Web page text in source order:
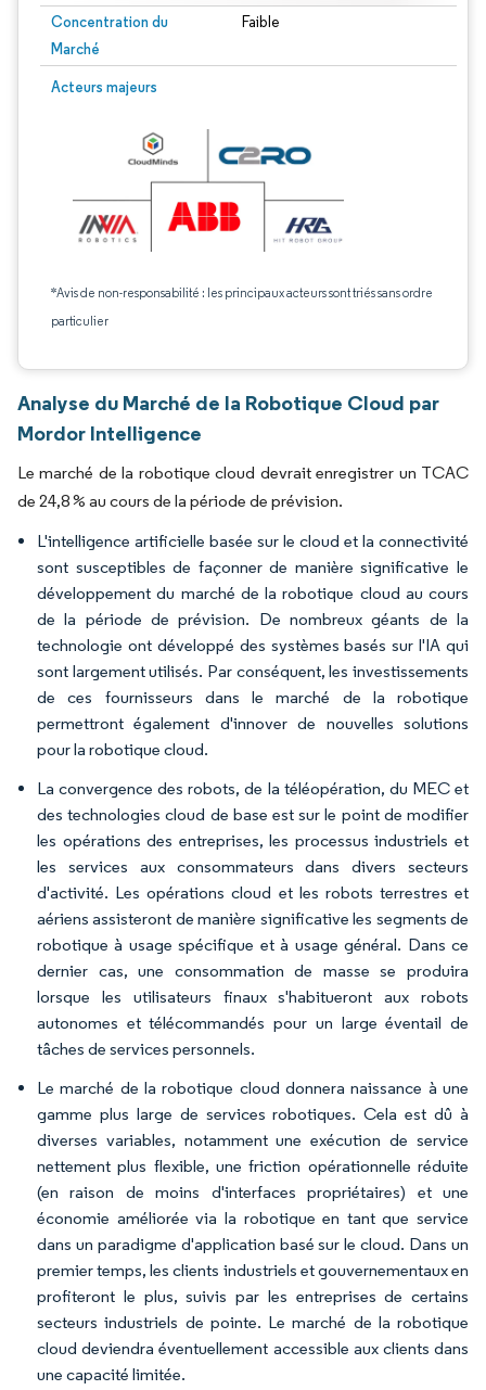
Concentration du
Marché
Faible
Acteurs majeurs
*Avis de non-responsabilité : les principaux acteurs sont triés sans ordre
particulier
Analyse du Marché de la Robotique Cloud par
Mordor Intelligence
Le marché de la robotique cloud devrait enregistrer un TCAC
de 24,8 % au cours de la période de prévision.
L'intelligence artificielle basée sur le cloud et la connectivité
sont susceptibles de façonner de manière significative le
développement du marché de la robotique cloud au cours
de la période de prévision. De nombreux géants de la
technologie ont développé des systèmes basés sur l'IA qui
sont largement utilisés. Par conséquent, les investissements
de ces fournisseurs dans le marché de la robotique
permettront également d'innover de nouvelles solutions
pour la robotique cloud.
La convergence des robots, de la téléopération, du MEC et
des technologies cloud de base est sur le point de modifier
les opérations des entreprises, les processus industriels et
les services aux consommateurs dans divers secteurs
d'activité. Les opérations cloud et les robots terrestres et
aériens assisteront de manière significative les segments de
robotique à usage spécifique et à usage général. Dans ce
dernier cas, une consommation de masse se produira
lorsque les utilisateurs finaux s'habitueront aux robots
autonomes et télécommandés pour un large éventail de
tâches de services personnels.
Le marché de la robotique cloud donnera naissance à une
gamme plus large de services robotiques. Cela est dû à
diverses variables, notamment une exécution de service
nettement plus flexible, une friction opérationnelle réduite
(en raison de moins d'interfaces propriétaires) et une
économie améliorée via la robotique en tant que service
dans un paradigme d'application basé sur le cloud. Dans un
premier temps, les clients industriels et gouvernementaux en
profiteront le plus, suivis par les entreprises de certains
secteurs industriels de pointe. Le marché de la robotique
cloud deviendra éventuellement accessible aux clients dans
une capacité limitée.